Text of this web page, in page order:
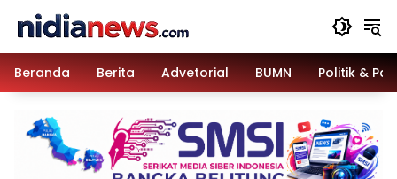
Beranda
Berita Advetorial BUMN Politik &